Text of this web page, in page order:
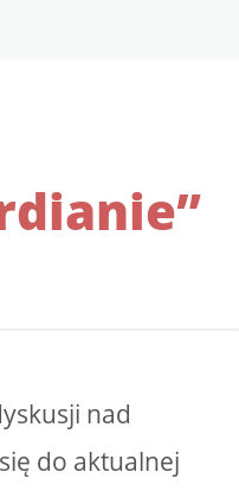
nad
do aktualnej